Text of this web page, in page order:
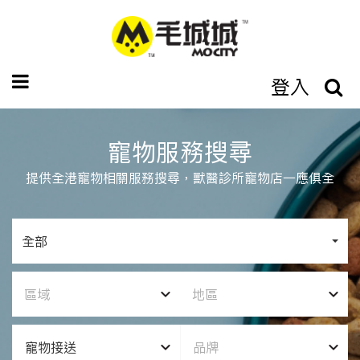
登入
寵物服務搜尋
提供全港寵物相關服務搜尋，獸醫診所寵物店一應俱全
全部
區域 地區
寵物接送 品牌